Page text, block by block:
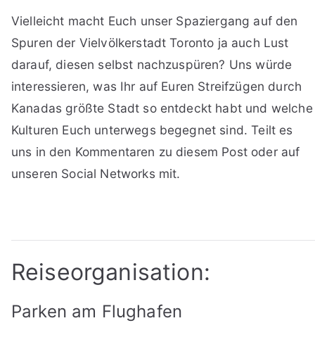
Vielleicht macht Euch unser Spaziergang auf den
Spuren der Vielvölkerstadt Toronto ja auch Lust
darauf, diesen selbst nachzuspüren? Uns würde
interessieren, was Ihr auf Euren Streifzügen durch
Kanadas größte Stadt so entdeckt habt und welche
Kulturen Euch unterwegs begegnet sind. Teilt es
uns in den Kommentaren zu diesem Post oder auf
unseren Social Networks mit.
Reiseorganisation:
Parken am Flughafen